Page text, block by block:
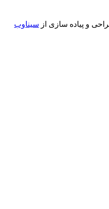
و پیاده سازی از سیناوب